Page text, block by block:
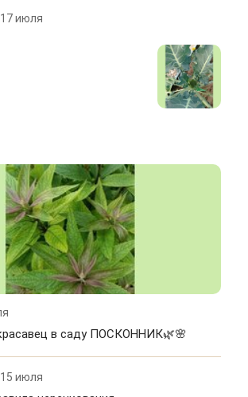
17 июля
в саду ПОСКОННИК🌿🌸
15 июля